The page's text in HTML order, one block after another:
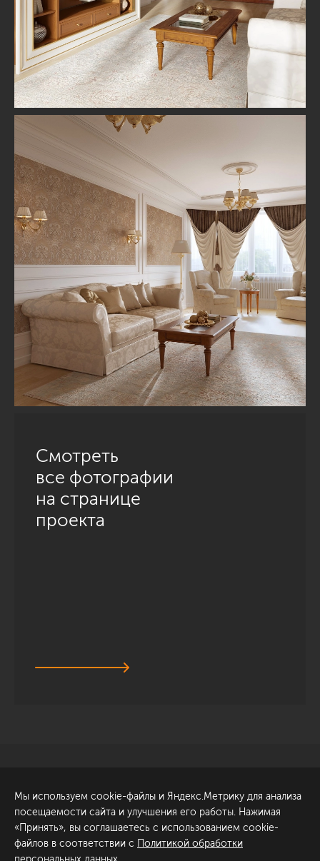
Смотреть
все фотографии
на странице
проекта
Обсудить проект
ул. Академика Павлова, 6
к1
+7 (812) 200-95-55
Мы используем cookie-файлы и Яндекс.Метрику для анализа
посещаемости сайта и улучшения его работы. Нажимая
«Принять», вы соглашаетесь с использованием cookie-
файлов в соответствии с Политикой обработки